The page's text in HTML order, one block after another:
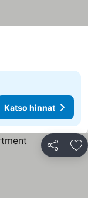
Katso hinnat
Jaa